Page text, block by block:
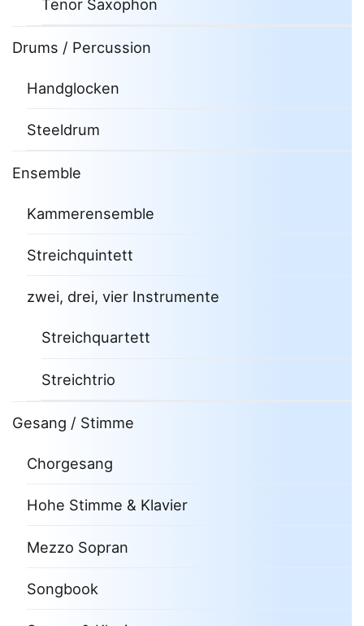
Tenor Saxophon
Drums / Percussion
Handglocken
Steeldrum
Ensemble
Kammerensemble
Streichquintett
zwei, drei, vier Instrumente
Streichquartett
Streichtrio
Gesang / Stimme
Chorgesang
Hohe Stimme & Klavier
Mezzo Sopran
Songbook